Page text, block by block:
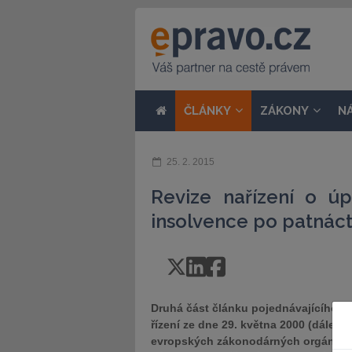
ČLÁNKY ZÁKONY
25. 2. 2015
Revize nařízení o
insolvence po
Druhá část článku pojednávajícího o
řízení ze dne 29. května 2000 (dále
evropských zákonodárných orgánů,